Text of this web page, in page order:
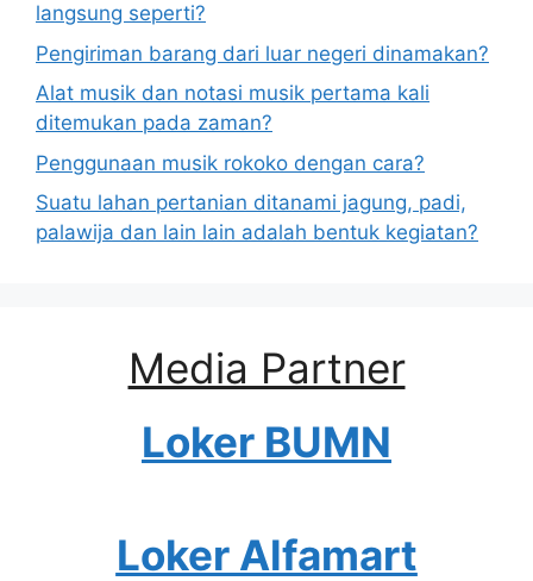
langsung seperti?
Pengiriman barang dari luar negeri dinamakan?
Alat musik dan notasi musik pertama kali
ditemukan pada zaman?
Penggunaan musik rokoko dengan cara?
Suatu lahan pertanian ditanami jagung, padi,
palawija dan lain lain adalah bentuk kegiatan?
Media Partner
Loker BUMN
Loker Alfamart